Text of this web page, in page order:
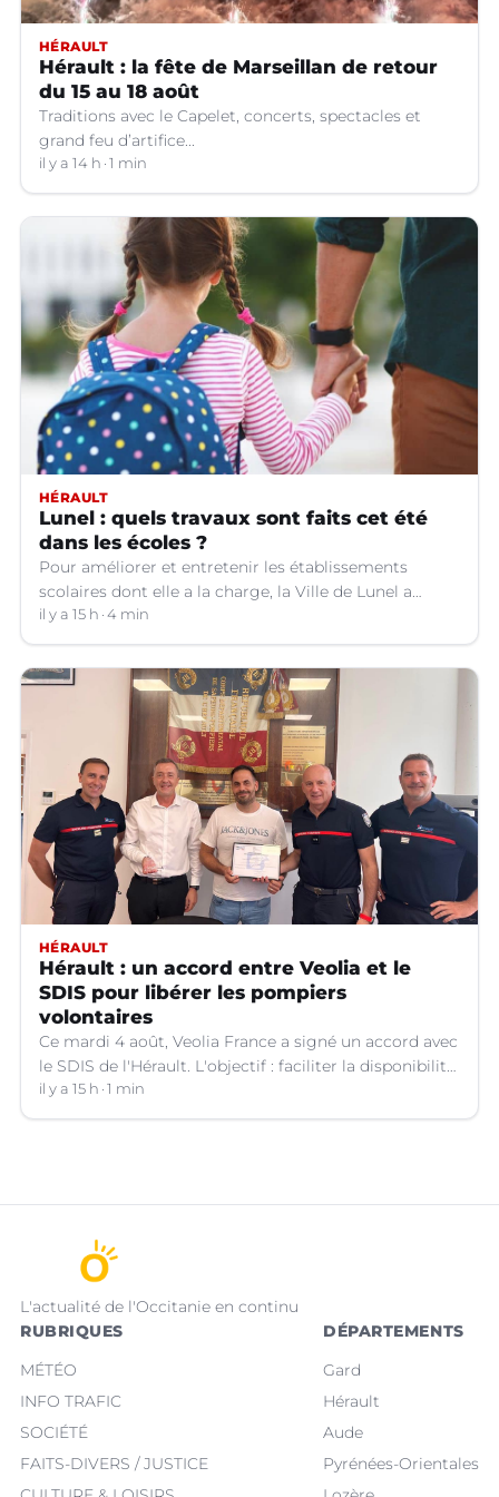
HÉRAULT
Hérault : la fête de Marseillan de retour
du 15 au 18 août
Traditions avec le Capelet, concerts, spectacles et
grand feu d’artifice...
il y a 14 h 1 min
HÉRAULT
Lunel : quels travaux sont faits cet été
dans les écoles ?
Pour améliorer et entretenir les établissements
scolaires dont elle a la charge, la Ville de Lunel a
engagé toute une série de travaux dans les écoles cet
été. Explications.
il y a 15 h 4 min
HÉRAULT
Hérault : un accord entre Veolia et le
SDIS pour libérer les pompiers
volontaires
Ce mardi 4 août, Veolia France a signé un accord avec
le SDIS de l'Hérault. L'objectif : faciliter la disponibilité
des salariés de l'entreprise engagés en qualité de
sapeurs-pompiers volontaires.
il y a 15 h 1 min
L'actualité de l'Occitanie en continu
RUBRIQUES
MÉTÉO
INFO TRAFIC
SOCIÉTÉ
FAITS-DIVERS / JUSTICE
DÉPARTEMENTS
Gard
Hérault
Aude
Pyrénées-Orientales